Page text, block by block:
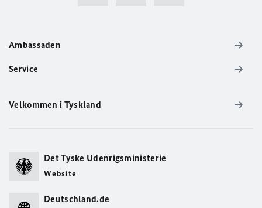
Ambassaden
Service
Velkommen i Tyskland
Det Tyske Udenrigsministerie
Website
Deutschland.de